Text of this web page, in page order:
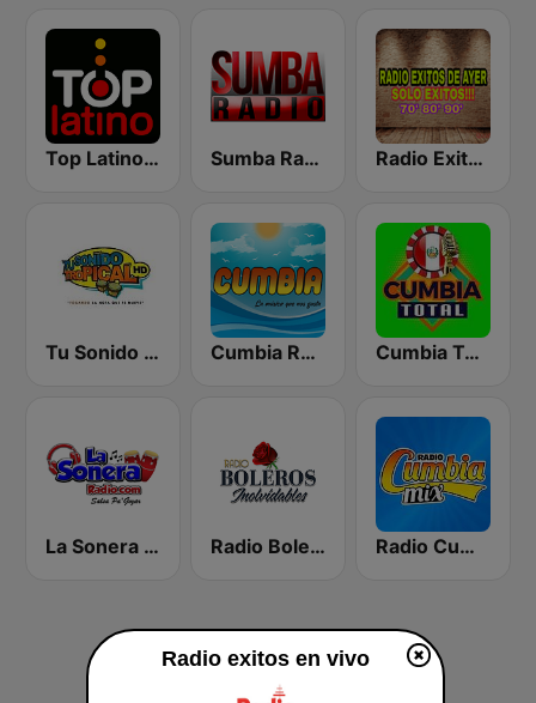
Top Latino Radio Sumba Radio Radio Exitos de Ayer
Tu Sonido Tropical HD Cumbia Radio Cumbia Total
La Sonera Radio Radio Boleros Inolvidables Radio Cumbia Mix
Radio exitos en vivo